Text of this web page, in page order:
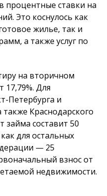
процентные ставки на
Это коснулось как
жилье, так и
а также услуг по
на вторичном
17,79%. Для
Петербурга и
Краснодарского
займа составит 50
для остальных
— 25
взнос от
недвижимости.